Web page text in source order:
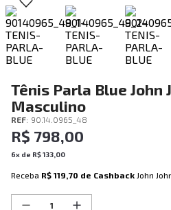
Tênis Parla Blue John
Masculino
REF: 90.14.0965_48
R$ 798,00
6x de R$133 00
Receba R$ 119,70 de Cashback John